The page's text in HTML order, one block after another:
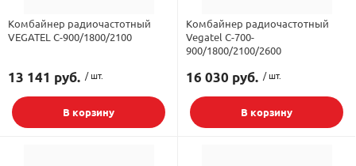
Комбайнер радиочастотный
VEGATEL C-900/1800/2100
13 141 руб. / шт.
В корзину
Комбайнер радиочастотный
Vegatel C-700-
900/1800/2100/2600
16 030 руб. / шт.
В корзину